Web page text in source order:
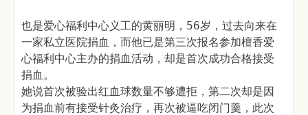
也是爱心福利中心义工的黄丽明，56岁，过去向来在
一家私立医院捐血，而他已是第三次报名参加檀香爱
心福利中心主办的捐血活动，却是首次成功合格接受
捐血。
她说首次被验出红血球数量不够遭拒，第二次却是因
为捐血前有接受针灸治疗，再次被逼吃闭门羹，此次